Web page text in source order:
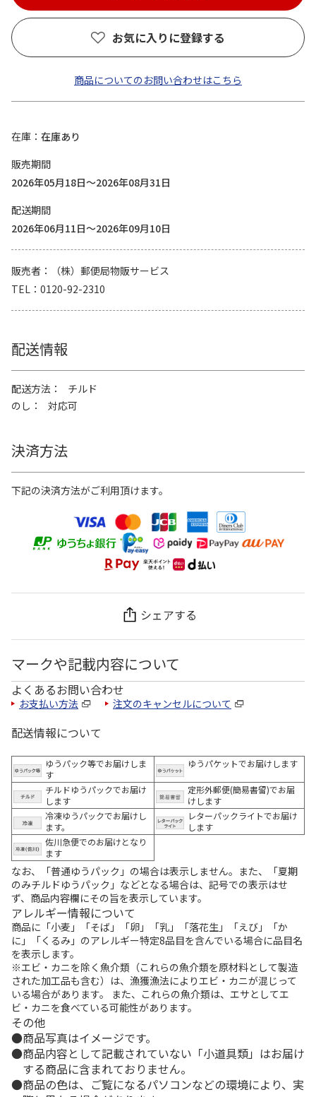
お気に入りに登録する
商品についてのお問い合わせはこちら
在庫
在庫あり
販売期間
2026年05月18日～2026年08月31日
配送期間
2026年06月11日～2026年09月10日
販売者
（株）郵便局物販サービス
TEL
0120-92-2310
配送情報
配送方法
チルド
のし
対応可
決済方法
下記の決済方法がご利用頂けます。
シェアする
マークや記載内容について
よくあるお問い合わせ
お支払い方法 注文のキャンセルについて
配送情報について
ゆうパック等でお届けしま
す
ゆうパケットでお届けします
チルドゆうパックでお届け
します
定形外郵便(簡易書留)でお届
けします
冷凍ゆうパックでお届けし
ます。
レターパックライトでお届け
します
佐川急便でのお届けとなり
ます
なお、「普通ゆうパック」の場合は表示しません。また、「夏期
のみチルドゆうパック」などとなる場合は、記号での表示はせ
ず、商品内容欄にその旨を表示しています。
アレルギー情報について
商品に「小麦」「そば」「卵」「乳」「落花生」「えび」「か
に」「くるみ」のアレルギー特定8品目を含んでいる場合に品目名
を表示します。
※エビ・カニを除く魚介類（これらの魚介類を原材料として製造
された加工品も含む）は、漁獲漁法によりエビ・カニが混じって
いる場合があります。 また、これらの魚介類は、エサとしてエ
ビ・カニを食べている可能性があります。
その他
商品写真はイメージです。
商品内容として記載されていない「小道具類」はお届け
する商品に含まれておりません。
商品の色は、ご覧になるパソコンなどの環境により、実